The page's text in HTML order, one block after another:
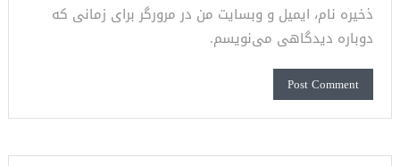
ذخیره نام، ایمیل و وبسایت من در مرورگر برای زمانی که
دوباره دیدگاهی می‌نویسم.